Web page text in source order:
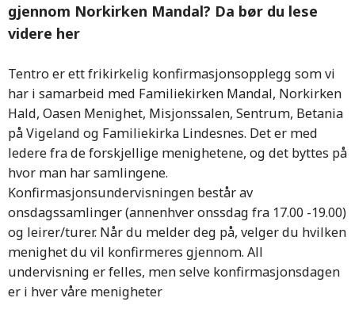
gjennom Norkirken Mandal? Da bør du lese
videre her
Tentro er ett frikirkelig konfirmasjonsopplegg som vi
har i samarbeid med Familiekirken Mandal, Norkirken
Hald, Oasen Menighet, Misjonssalen, Sentrum, Betania
på Vigeland og Familiekirka Lindesnes. Det er med
ledere fra de forskjellige menighetene, og det byttes på
hvor man har samlingene.
Konfirmasjonsundervisningen består av
onsdagssamlinger (annenhver onssdag fra 17.00 -19.00)
og leirer/turer. Når du melder deg på, velger du hvilken
menighet du vil konfirmeres gjennom. All
undervisning er felles, men selve konfirmasjonsdagen
er i hver våre menigheter